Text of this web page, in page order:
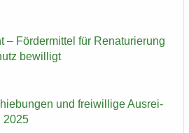
– För­der­mit­tel für Re­na­tu­rie­rung
be­wil­ligt
und frei­wil­li­ge Aus­rei­
2025